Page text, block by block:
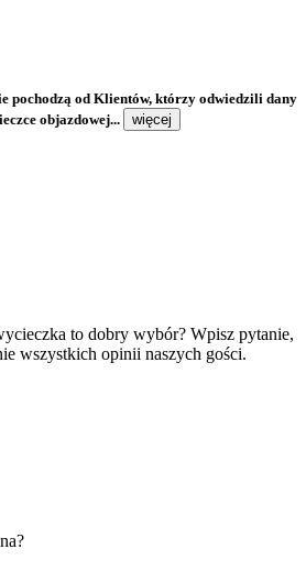
pochodzą od Klientów, którzy odwiedzili dany
objazdowej...
więcej
to dobry wybór? Wpisz pytanie,
wszystkich opinii naszych gości.